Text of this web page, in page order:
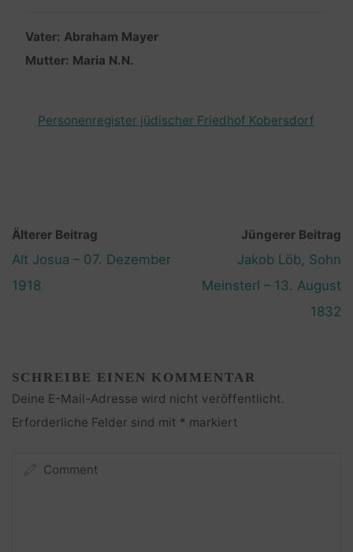
Vater: Abraham Mayer
Mutter: Maria N.N.
Personenregister jüdischer Friedhof Kobersdorf
Älterer Beitrag
Alt Josua – 07. Dezember
1918
Jüngerer Beitrag
Jakob Löb, Sohn
Meinsterl – 13. August
1832
SCHREIBE EINEN KOMMENTAR
Deine E-Mail-Adresse wird nicht veröffentlicht.
Erforderliche Felder sind mit * markiert